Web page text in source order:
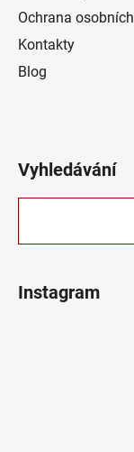
Ochrana
Kontakty
Blog
Vyhledávání
Instagram